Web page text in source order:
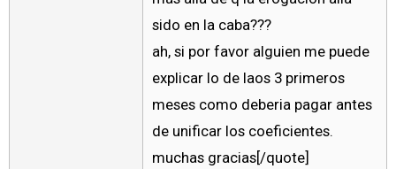
sido en la caba???
ah, si por favor alguien me puede
explicar lo de laos 3 primeros
meses como deberia pagar antes
de unificar los coeficientes.
muchas gracias[/quote]